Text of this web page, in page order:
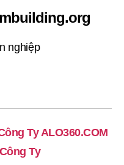
nghiệp
Ty ALO360.COM
Ty